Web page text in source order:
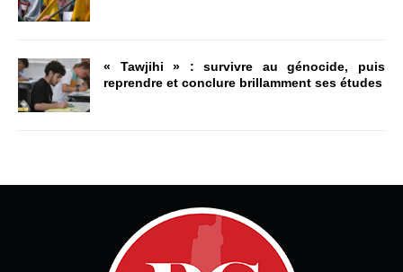
« Tawjihi » : survivre au génocide, puis
reprendre et conclure brillamment ses études